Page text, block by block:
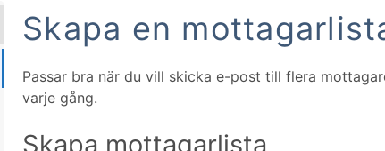
Skapa en
Passar bra när du vill skicka e-post till flera
varje gång.
Skapa mottagarlista